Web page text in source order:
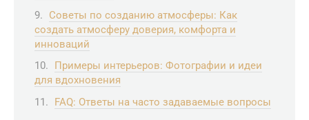
Советы по созданию атмосферы: Как
создать атмосферу доверия, комфорта и
инноваций
Примеры интерьеров: Фотографии и идеи
для вдохновения
FAQ: Ответы на часто задаваемые вопросы